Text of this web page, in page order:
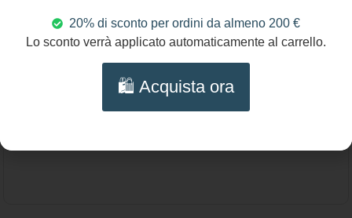
28,00€ - 120,00€
Collana Testa di Moro Siciliana – Collana
artigianale con Agata rosa e charms
portafortuna
Scegli
20% di sconto per ordini da almeno 200 €
Lo sconto verrà applicato automaticamente al carrello.
🛍️ Acquista ora